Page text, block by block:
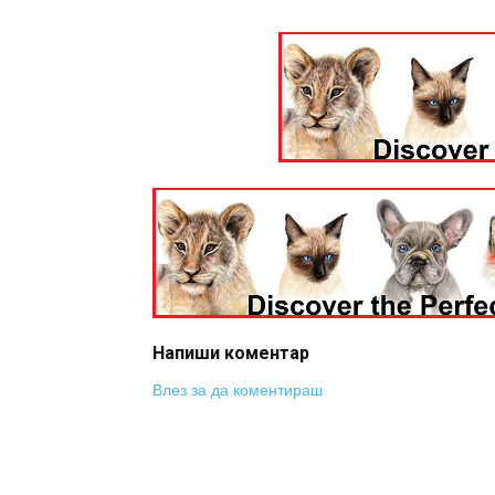
Напиши коментар
Влез за да коментираш